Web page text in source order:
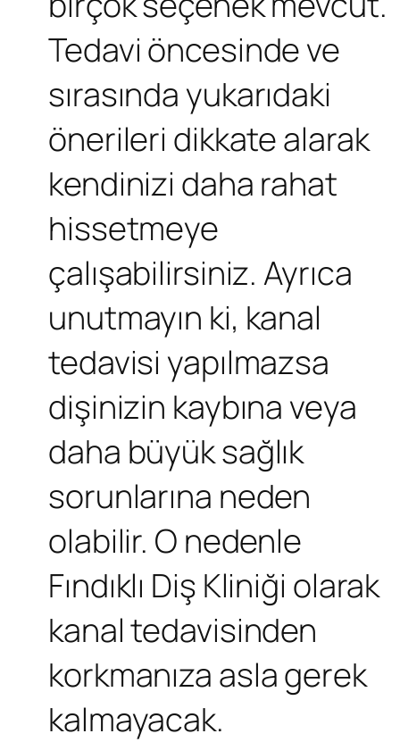
Tedavi öncesinde ve
sırasında yukarıdaki
önerileri dikkate alarak
kendinizi daha rahat
hissetmeye
çalışabilirsiniz. Ayrıca
unutmayın ki, kanal
tedavisi yapılmazsa
dişinizin kaybına veya
daha büyük sağlık
sorunlarına neden
olabilir. O nedenle
Fındıklı Diş Kliniği olarak
kanal tedavisinden
korkmanıza asla gerek
kalmayacak.